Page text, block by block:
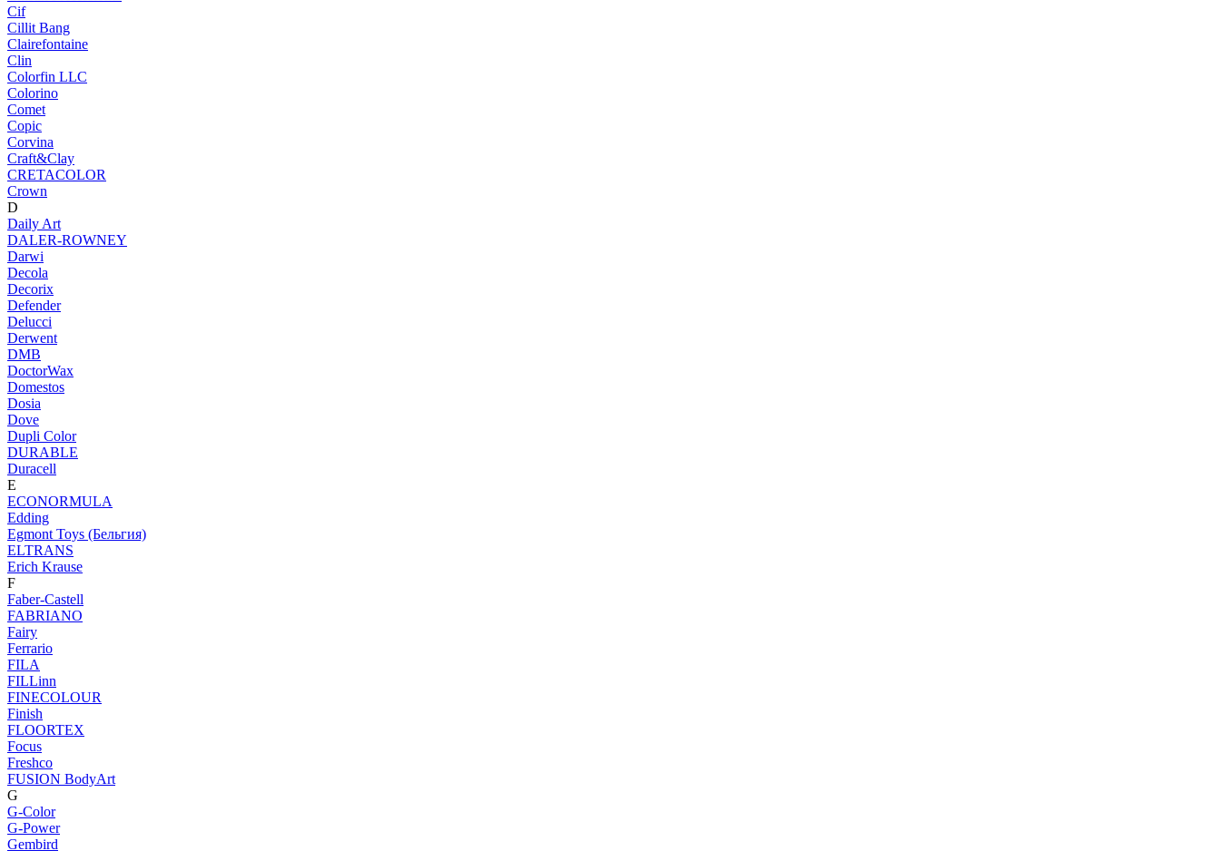
Cif
Cillit Bang
Clairefontaine
Clin
Colorfin LLC
Colorino
Comet
Copic
Corvina
Craft&Clay
CRETACOLOR
Crown
D
Daily Art
DALER-ROWNEY
Darwi
Decola
Decorix
Defender
Delucci
Derwent
DMB
DoctorWax
Domestos
Dosia
Dove
Dupli Color
DURABLE
Duracell
E
ECONORMULA
Edding
Egmont Toys (Бельгия)
ELTRANS
Erich Krause
F
Faber-Castell
FABRIANO
Fairy
Ferrario
FILA
FILLinn
FINECOLOUR
Finish
FLOORTEX
Focus
Freshco
FUSION BodyArt
G
G-Color
G-Power
Gembird